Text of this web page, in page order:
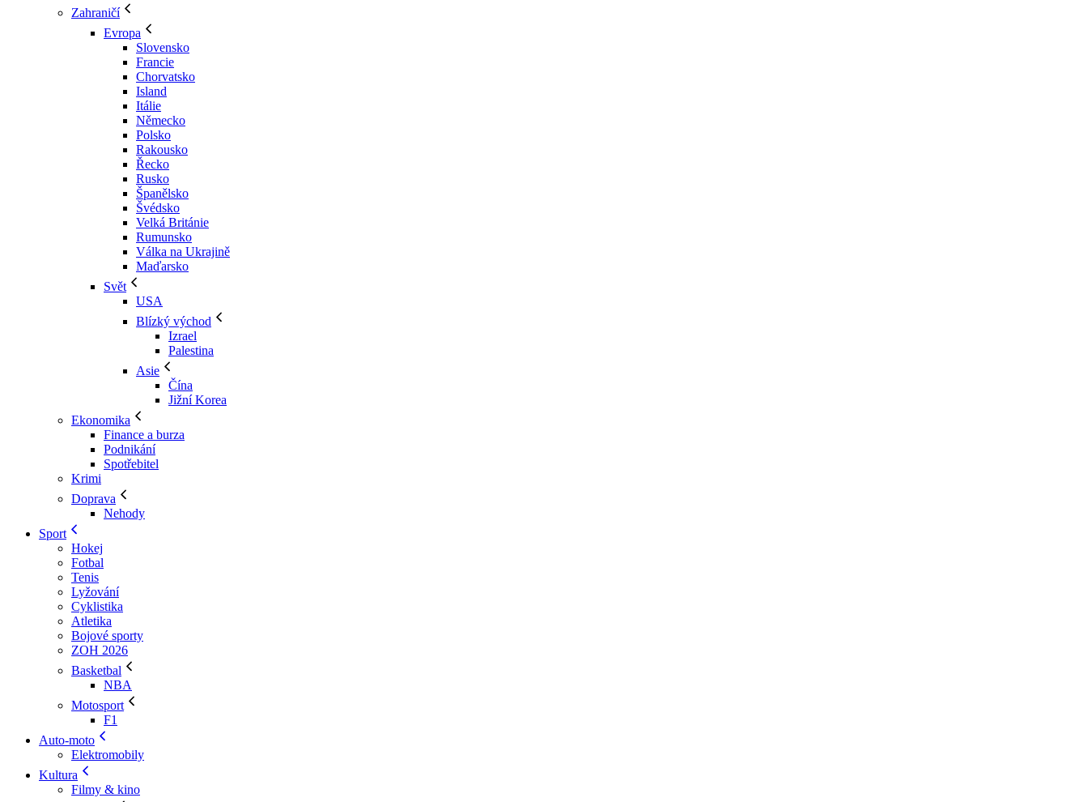
Zahraničí
Evropa
Slovensko
Francie
Chorvatsko
Island
Itálie
Německo
Polsko
Rakousko
Řecko
Rusko
Španělsko
Švédsko
Velká Británie
Rumunsko
Válka na Ukrajině
Maďarsko
Svět
USA
Blízký východ
Izrael
Palestina
Asie
Čína
Jižní Korea
Ekonomika
Finance a burza
Podnikání
Spotřebitel
Krimi
Doprava
Nehody
Sport
Hokej
Fotbal
Tenis
Lyžování
Cyklistika
Atletika
Bojové sporty
ZOH 2026
Basketbal
NBA
Motosport
F1
Auto-moto
Elektromobily
Kultura
Filmy & kino